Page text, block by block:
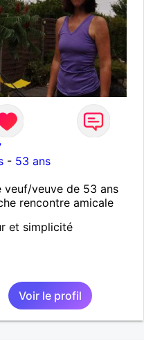
- 53 ans
veuf/veuve de 53 ans
rencontre amicale
et simplicité
Voir le profil